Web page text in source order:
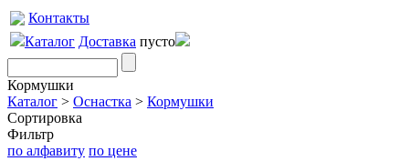
Контакты
Каталог Доставка пусто
Кормушки
Каталог > Оснастка > Кормушки
Сортировка
Фильтр
по алфавиту по цене